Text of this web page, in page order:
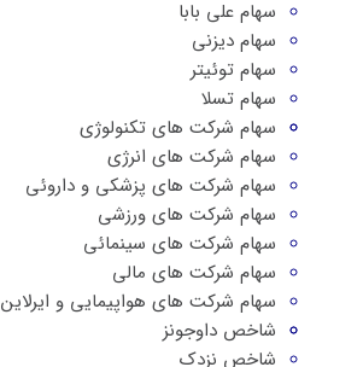
سهام علی بابا
سهام دیزنی
سهام توئیتر
سهام تسلا
سهام شرکت های تکنولوژی
سهام شرکت های انرژی
سهام شرکت های پزشکی و داروئی
سهام شرکت های ورزشی
سهام شرکت های سینمائی
سهام شرکت های مالی
سهام شرکت های هواپیمایی و ایرلاین
شاخص داوجونز
شاخص نزدک